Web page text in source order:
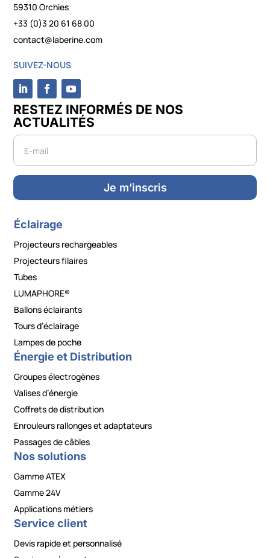
59310 Orchies
+33 (0)3 20 61 68 00
contact@laberine.com
SUIVEZ-NOUS
RESTEZ INFORMÉS DE NOS
ACTUALITÉS
Newsletter
Je m’inscris
Éclairage
Projecteurs rechargeables
Projecteurs filaires
Tubes
LUMAPHORE®
Ballons éclairants
Tours d’éclairage
Lampes de poche
Énergie et Distribution
Groupes électrogènes
Valises d’énergie
Coffrets de distribution
Enrouleurs rallonges et adaptateurs
Passages de câbles
Nos solutions
Gamme ATEX
Gamme 24V
Applications métiers
Service client
Devis rapide et personnalisé